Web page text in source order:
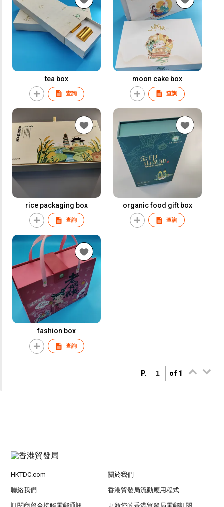
tea box
查詢
moon cake box
查詢
rice packaging box
查詢
organic food gift box
查詢
fashion box
查詢
P. of 1
HKTDC.com 關於我們
聯絡我們 香港貿發局流動應用程式